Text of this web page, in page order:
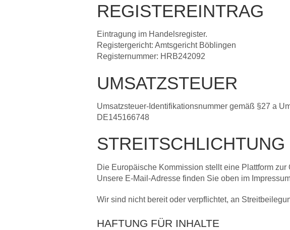
REGISTEREINTRAG
Eintragung im Handelsregister.
Registergericht: Amtsgericht Böblingen
Registernummer: HRB242092
UMSATZSTEUER
Umsatzsteuer-Identifikationsnummer gemäß §27 a
DE145166748
STREITSCHLICHTUNG
Die Europäische Kommission stellt eine Plattform
Unsere E-Mail-Adresse finden Sie oben im
Wir sind nicht bereit oder verpflichtet, an
HAFTUNG FÜR INHALTE